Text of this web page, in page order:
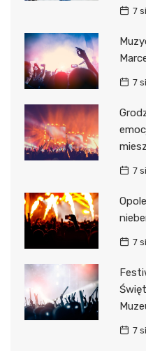
7
7
7
7
7